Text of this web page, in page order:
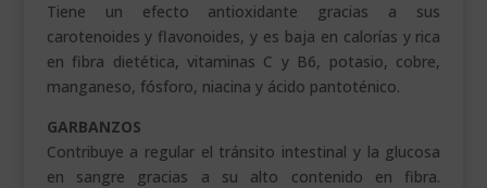
Tiene un efecto antioxidante gracias a sus
carotenoides y flavonoides, y es baja en calorías y rica
en fibra dietética, vitaminas C y B6, potasio, cobre,
manganeso, fósforo, niacina y ácido pantoténico.
GARBANZOS
Contribuye a regular el tránsito intestinal y la glucosa
en sangre gracias a su alto contenido en fibra.